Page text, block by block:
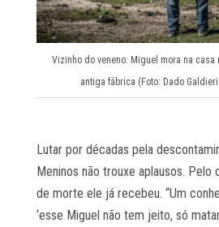
Vizinho do veneno: Miguel mora na casa
antiga fábrica (Foto: Dado
Lutar por décadas pela
Meninos não trouxe aplausos. Pelo
de morte ele já recebeu. “Um
‘esse Miguel não tem jeito, só